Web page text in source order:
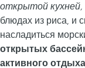
открытой кухней,
блюдах из риса, и
насладиться
открытых
активного отдыха